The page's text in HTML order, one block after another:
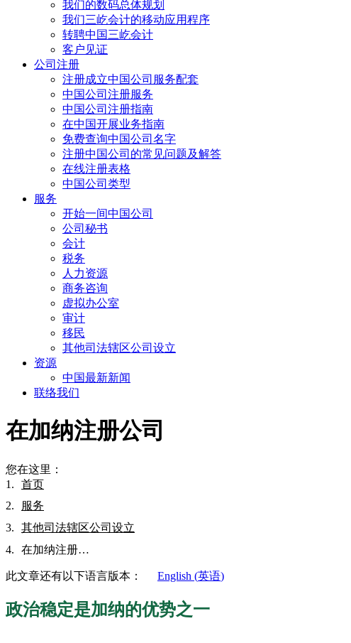
我们的数码总体规划
我们三屹会计的移动应用程序
转聘中国三屹会计
客户见证
公司注册
注册成立中国公司服务配套
中国公司注册服务
中国公司注册指南
在中国开展业务指南
免费查询中国公司名字
注册中国公司的常见问题及解答
在线注册表格
中国公司类型
服务
开始一间中国公司
公司秘书
会计
税务
人力资源
商务咨询
虚拟办公室
审计
移民
其他司法辖区公司设立
资源
中国最新新闻
联络我们
在加纳注册公司
您在这里：
首页
服务
其他司法辖区公司设立
在加纳注册…
此文章还有以下语言版本： English (英语)
政治稳定是加纳的优势之一